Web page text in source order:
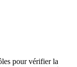
pour vérifier la